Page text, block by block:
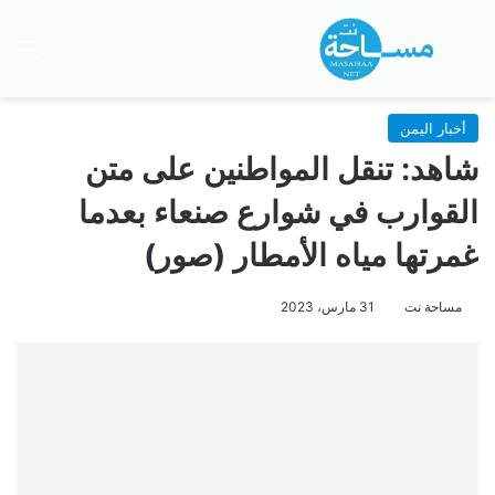
بحث عن
أخبار اليمن
شاهد: تنقل المواطنين على متن
القوارب في شوارع صنعاء بعدما
غمرتها مياه الأمطار (صور)
مساحة نت 31 مارس، 2023